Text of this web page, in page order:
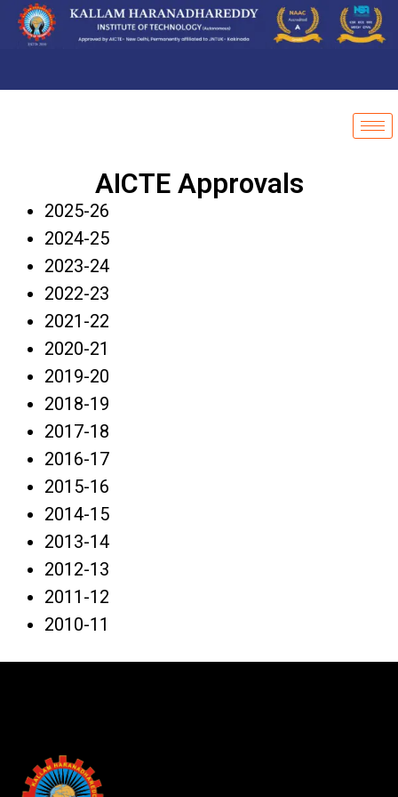
AICTE Approvals
2025-26
2024-25
2023-24
2022-23
2021-22
2020-21
2019-20
2018-19
2017-18
2016-17
2015-16
2014-15
2013-14
2012-13
2011-12
2010-11